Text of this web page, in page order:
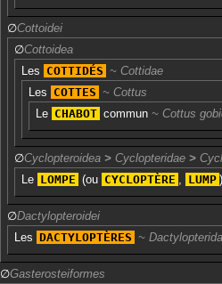
∅Cottoidei
∅Cottoidea
Les COTTIDÉS
Cottidae
Les COTTES
Cottus
Le CHABOT commun Cottus
∅Cyclopteroidea > Cyclopteridae >
Le LOMPE (ou CYCLOPTÈRE , LUMP )
∅Dactylopteroidei
Les DACTYLOPTÈRES
∅Gasterosteiformes